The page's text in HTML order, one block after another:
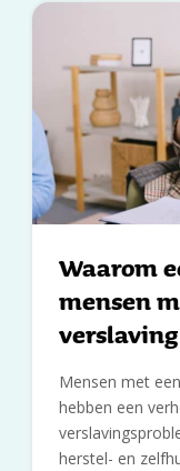
Waarom
mensen
Mensen met
hebben een
herstel- en